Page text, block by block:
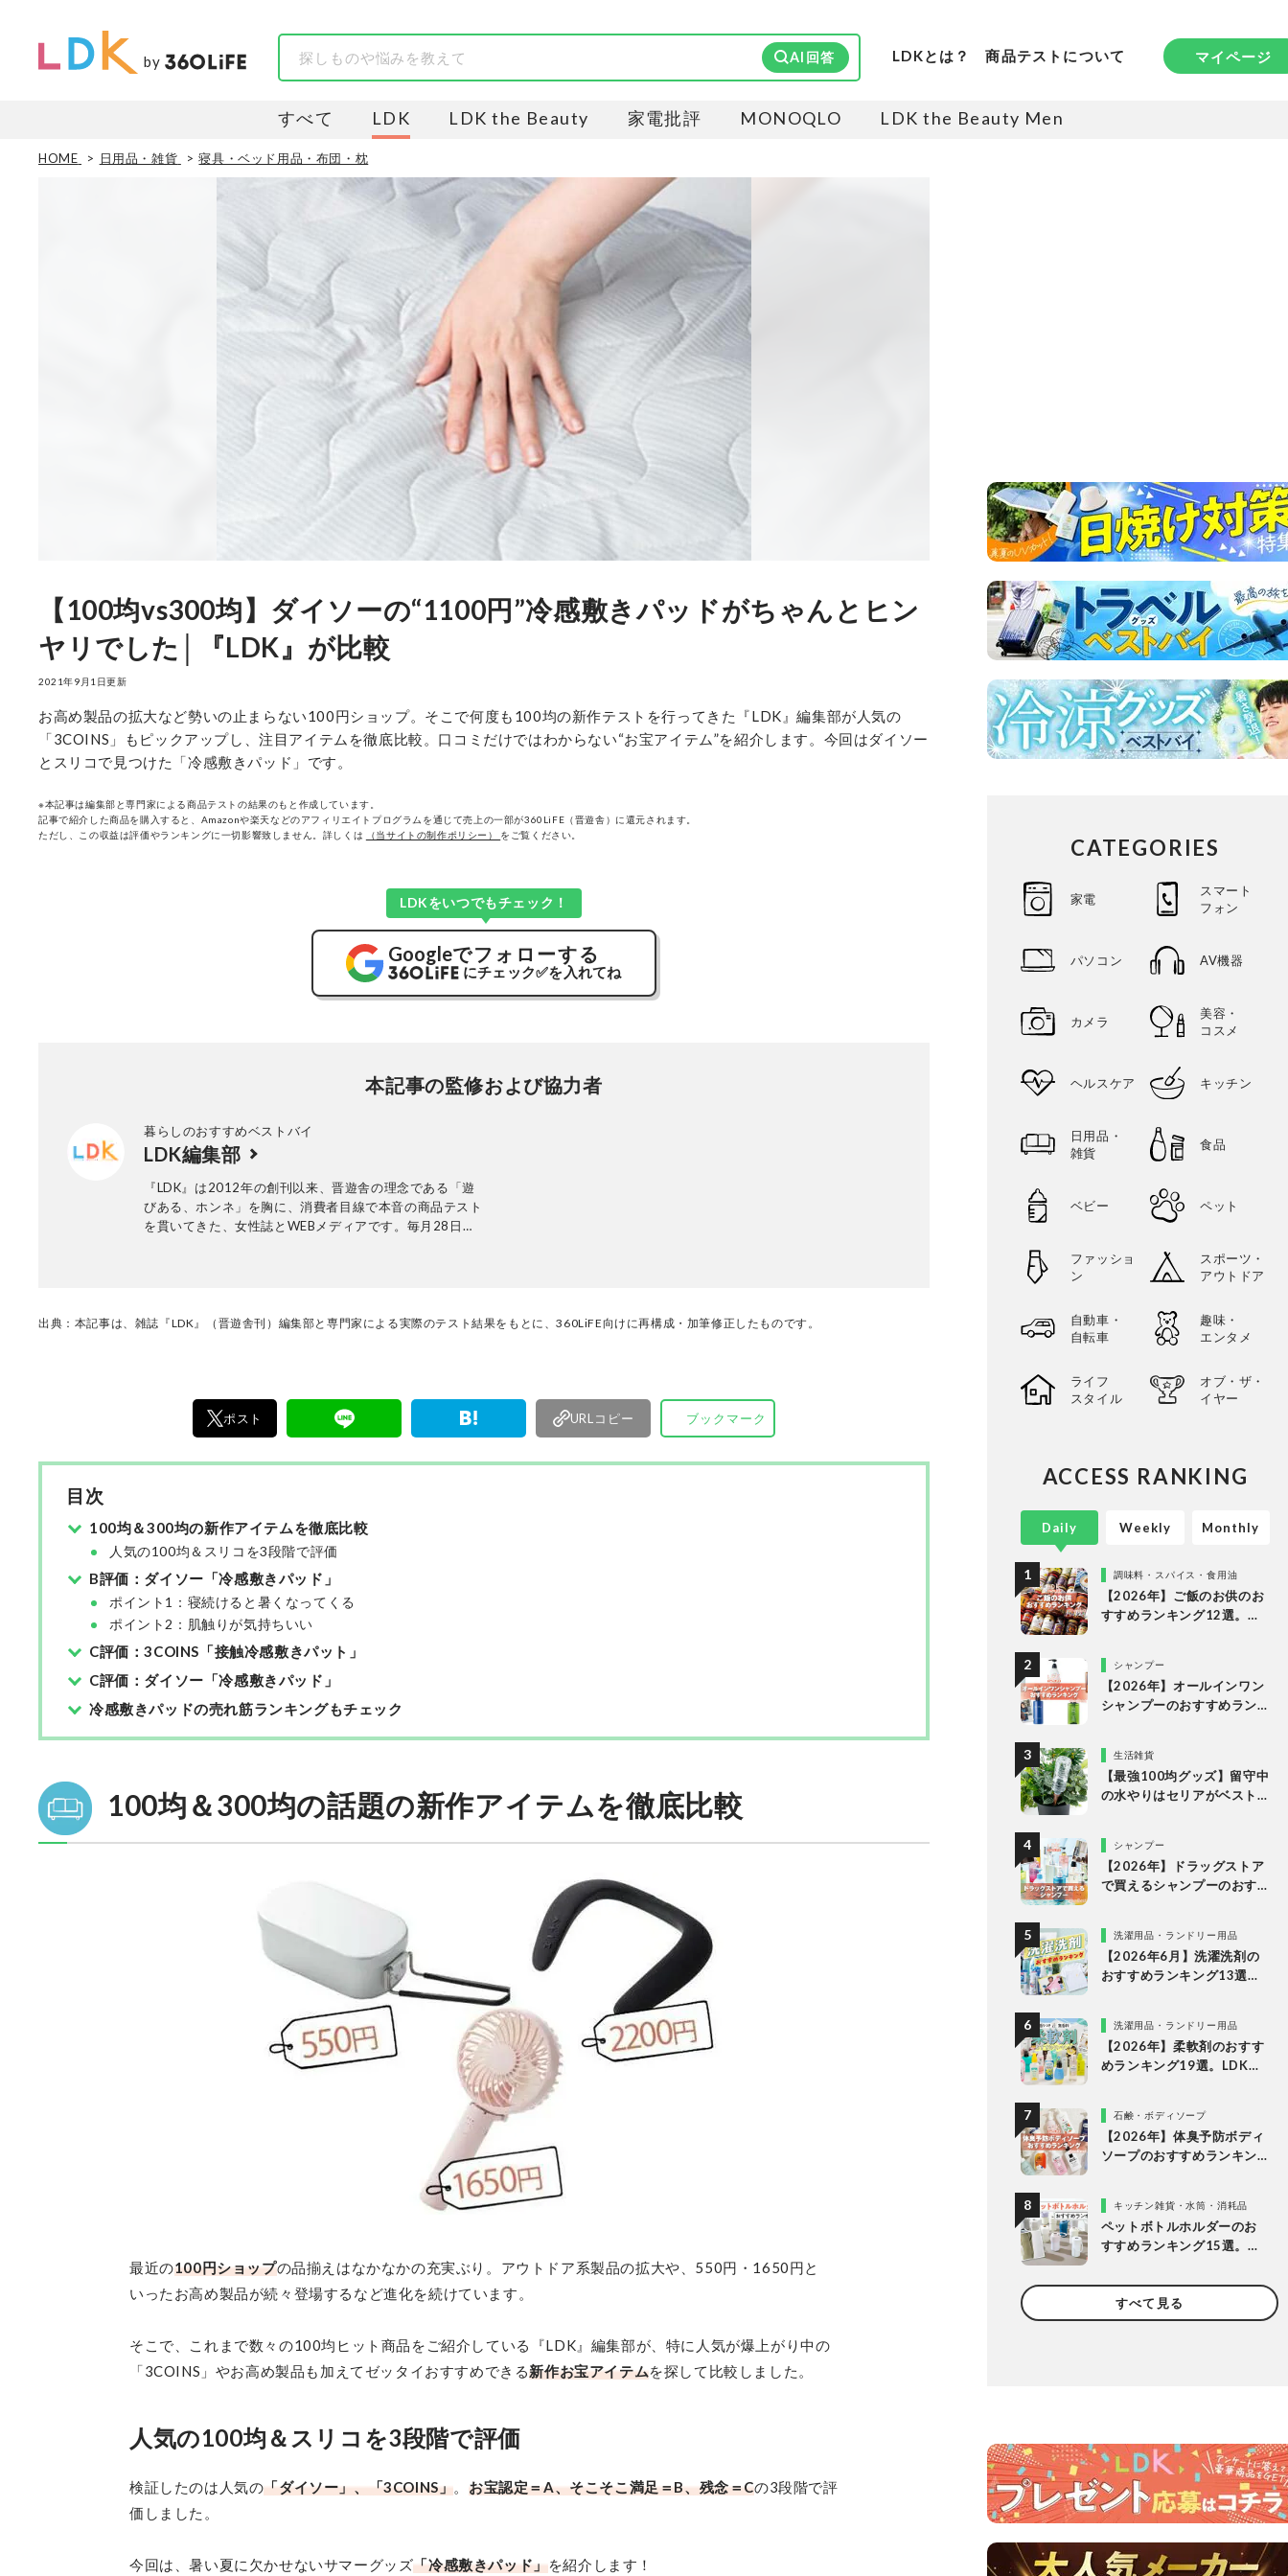
by AI回答 LDKとは？ 商品テストについて マイページ
すべて LDK LDK the Beauty 家電批評 MONOQLO LDK the Beauty Men
HOME 日用品・雑貨 寝具・ベッド用品・布団・枕
【100均vs300均】ダイソーの“1100円”冷感敷きパッドがちゃんとヒン
ヤリでした│『LDK』が比較
2021年9月1日更新
お高め製品の拡大など勢いの止まらない100円ショップ。そこで何度も100均の新作テストを行ってきた『LDK』編集部が人気の
「3COINS」もピックアップし、注目アイテムを徹底比較。口コミだけではわからない“お宝アイテム”を紹介します。今回はダイソー
とスリコで見つけた「冷感敷きパッド」です。
※本記事は編集部と専門家による商品テストの結果のもと作成しています。
記事で紹介した商品を購入すると、Amazonや楽天などのアフィリエイトプログラムを通じて売上の一部が360LiFE（晋遊舎）に還元されます。
ただし、この収益は評価やランキングに一切影響致しません。詳しくは
（当サイトの制作ポリシー） をご覧ください。
LDKをいつでもチェック！
Googleでフォローする
にチェック✅を入れてね
本記事の監修および協力者
暮らしのおすすめベストバイ
LDK編集部
『LDK』は2012年の創刊以来、晋遊舎の理念である「遊
びある、ホンネ」を胸に、消費者目線で本音の商品テスト
を貫いてきた、女性誌とWEBメディアです。毎月28日発
なたにお届け。編集長・高橋咲彩を中心に、11名以上の
出典：本記事は、雑誌『LDK』（晋遊舎刊）編集部と専門家による実際のテスト結果をもとに、360LiFE向けに再構成・加筆修正したものです。
ポスト URLコピー ブックマーク
目次
100均＆300均の新作アイテムを徹底比較
人気の100均＆スリコを3段階で評価
B評価：ダイソー「冷感敷きパッド」
ポイント1：寝続けると暑くなってくる
ポイント2：肌触りが気持ちいい
C評価：3COINS「接触冷感敷きパット」
C評価：ダイソー「冷感敷きパッド」
冷感敷きパッドの売れ筋ランキングもチェック
100均＆300均の話題の新作アイテムを徹底比較
最近の100円ショップの品揃えはなかなかの充実ぶり。アウトドア系製品の拡大や、550円・1650円と
いったお高め製品が続々登場するなど進化を続けています。
そこで、これまで数々の100均ヒット商品をご紹介している『LDK』編集部が、特に人気が爆上がり中の
「3COINS」やお高め製品も加えてゼッタイおすすめできる新作お宝アイテムを探して比較しました。
人気の100均＆スリコを3段階で評価
検証したのは人気の「ダイソー」、「3COINS」。お宝認定＝A、そこそこ満足＝B、残念＝Cの3段階で評
価しました。
今回は、暑い夏に欠かせないサマーグッズ「冷感敷きパッド」を紹介します！
CATEGORIES
家電
スマート
フォン
パソコン AV機器
カメラ
美容・
コスメ
ヘルスケア キッチン
日用品・
雑貨
食品
ベビー ペット
ファッショ
ン
スポーツ・
アウトドア
自動車・
自転車
趣味・
エンタメ
ライフ
スタイル
オブ・ザ・
イヤー
ACCESS RANKING
Daily
調味料・スパイス・食用油
【2026年】ご飯のお供のお
すすめランキング12選。
比較シャンプー
【2026年】オールインワン
シャンプーのおすすめラン
をプロと比較
生活雑貨
【最強100均グッズ】留守中
の水やりはセリアがベスト
シャンプー
【2026年】ドラッグストア
で買えるシャンプーのおす
比較洗濯用品・ランドリー用品
【2026年6月】洗濯洗剤の
おすすめランキング13選。
検証洗濯用品・ランドリー用品
【2026年】柔軟剤のおすす
めランキング19選。LDKが
石鹸・ボディソープ
【2026年】体臭予防ボディ
ソープのおすすめランキン
キッチン雑貨・水筒・消耗品
ペットボトルホルダーのお
すすめランキング15選。
製品を比較
すべて見る
Weekly Monthly